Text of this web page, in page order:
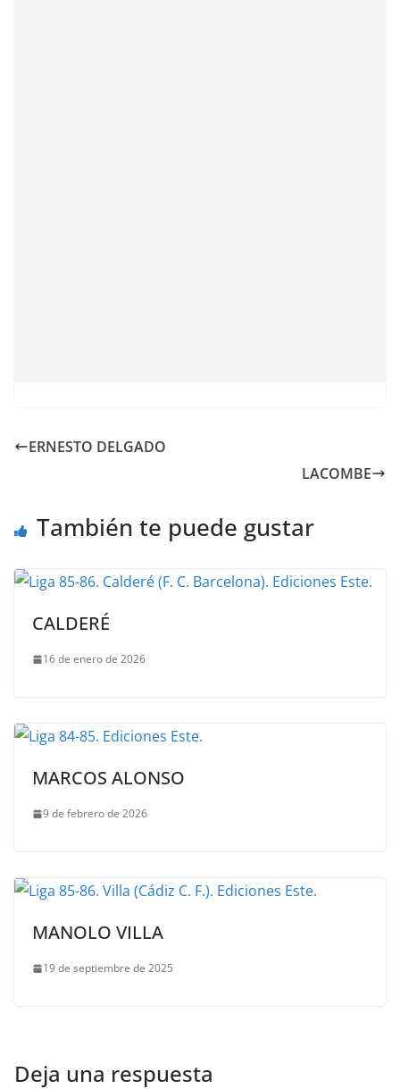
ERNESTO DELGADO
LACOMBE
También te puede gustar
CALDERÉ
16 de enero de 2026
MARCOS ALONSO
9 de febrero de 2026
MANOLO VILLA
19 de septiembre de 2025
Deja una respuesta